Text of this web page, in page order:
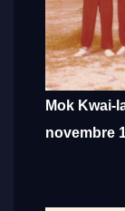
Mok Kwai-
novembre